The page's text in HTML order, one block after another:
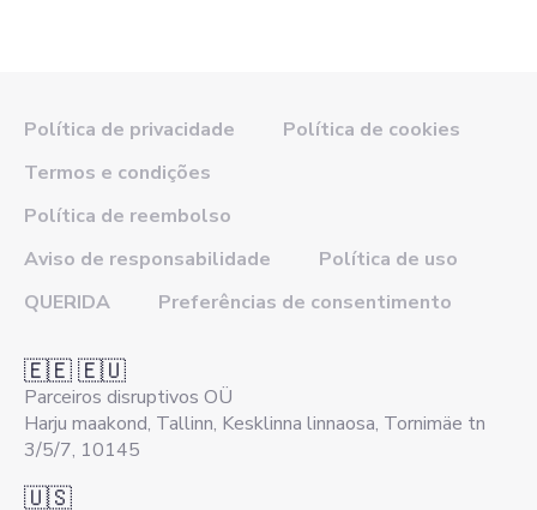
Política de privacidade
Política de cookies
Termos e condições
Política de reembolso
Aviso de responsabilidade
Política de uso
QUERIDA
Preferências de consentimento
🇪🇪 🇪🇺
Parceiros disruptivos OÜ
Harju maakond, Tallinn, Kesklinna linnaosa, Tornimäe tn
3/5/7, 10145
🇺🇸